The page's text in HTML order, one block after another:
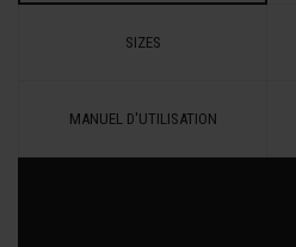
SIZES
MANUEL D'UTILISATION